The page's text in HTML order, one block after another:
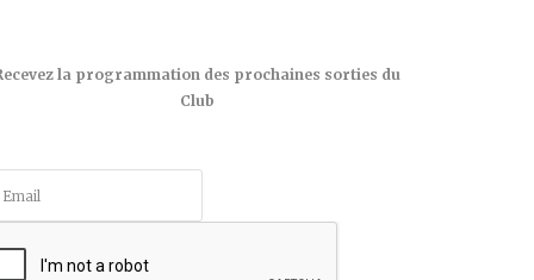
la programmation des prochaines sorties du
Club